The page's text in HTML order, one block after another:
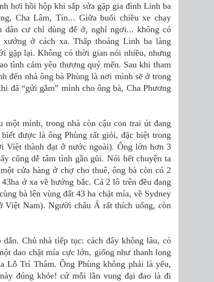
hơi hồi hộp khi sắp sửa gặp gia đình Linh ba
Cha Lâm, Tín... Giữa buổi chiều xe chạy
cư chỉ dùng để ở, nghỉ ngơi... không có
ở cách xa. Thấp thoáng Linh ba làng
gặp lại. Không có thời gian nói nhiều, nhưng
tình cảm yêu thương quý mến. Sau khi tham
đến nhà ông bà Phùng là nơi mình sẽ ở trong
đã “gửi gắm” mình cho ông bà, Cha Phương
mình, trong nhà còn cậu con trai út đang
được là ông Phùng rất giỏi, đặc biệt trong
Việt thành đạt ở nước ngoài). Ông lớn hơn 3
cũng dễ tâm tình gần gũi. Nói hết chuyện ta
cửa hàng ở chợ cho thuê, ông bà còn có 2
ở xa về hướng bắc. Cả 2 lô trên đều đang
bà lên vùng đất 43 ha chặt mía, về Sydney
Việt Nam). Người châu Á rất thích uống, còn
Chủ nhà tiếp tục: cách đây không lâu, có
dao chặt mía cực lớn, giống như thanh long
Lỗ Trí Thâm. Ông Phùng không phải là yếu,
đúng khỏe! cứ mỗi lần vung đại đao là đi